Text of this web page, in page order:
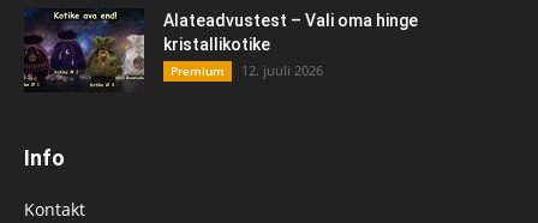
Alateadvustest – Vali oma hinge
kristallikotike
Premium 12. juuli 2026
Info
Kontakt